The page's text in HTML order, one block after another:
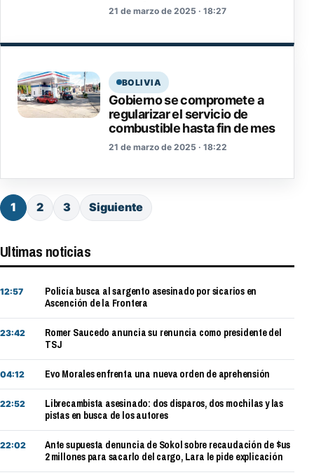
21 de marzo de 2025 · 18:27
BOLIVIA
Gobierno se compromete a
regularizar el servicio de
combustible hasta fin de mes
21 de marzo de 2025 · 18:22
1 2 3 Siguiente
Ultimas noticias
12:57
Policía busca al sargento asesinado por sicarios en
Ascención de la Frontera
23:42
Romer Saucedo anuncia su renuncia como presidente del
TSJ
04:12 Evo Morales enfrenta una nueva orden de aprehensión
22:52
Librecambista asesinado: dos disparos, dos mochilas y las
pistas en busca de los autores
22:02
Ante supuesta denuncia de Sokol sobre recaudación de $us
2 millones para sacarlo del cargo, Lara le pide explicación